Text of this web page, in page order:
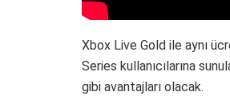
Xbox Live Gold ile aynı
Series kullanıcılarına
gibi avantajları olacak.